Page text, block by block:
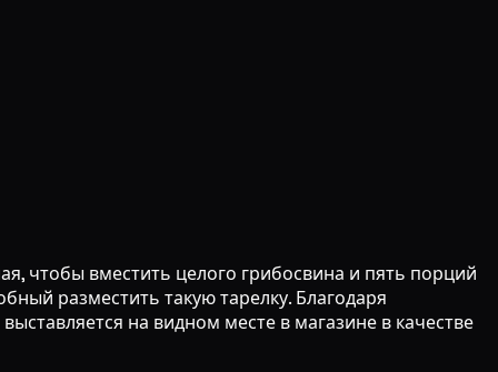
чтобы вместить целого грибосвина и пять порций
разместить такую тарелку. Благодаря
на видном месте в магазине в качестве